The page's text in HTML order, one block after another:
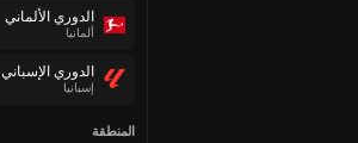
الدوري الألماني
ألمانيا
الدوري الإسباني
إسبانيا
المنطقة